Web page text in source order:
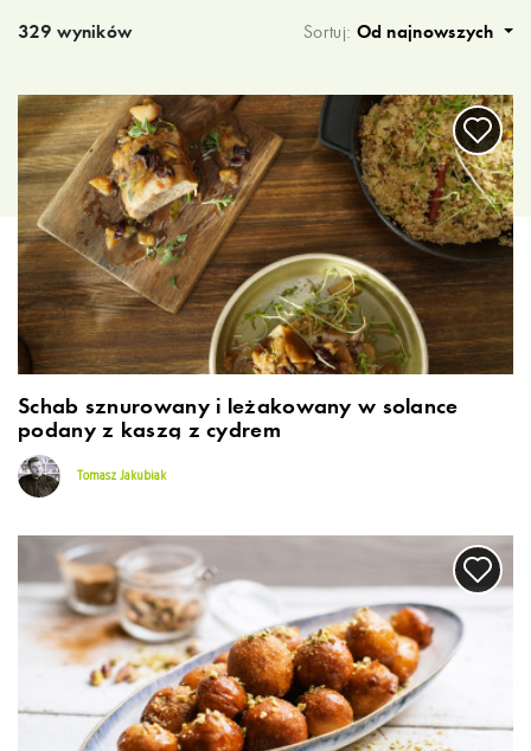
329 wyników Sortuj: Od najnowszych
Wyniki wyszukiwania
Schab sznurowany i leżakowany w solance
podany z kaszą z cydrem
Tomasz Jakubiak